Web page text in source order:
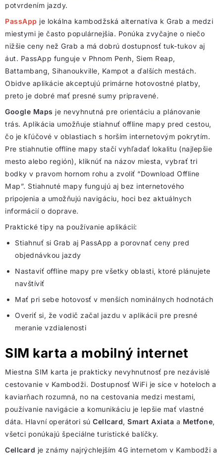
potvrdením jazdy.
PassApp je lokálna kambodžská alternatíva k Grab a medzi
miestymi je často populárnejšia. Ponúka zvyčajne o niečo
nižšie ceny než Grab a má dobrú dostupnosť tuk-tukov aj
áut. PassApp funguje v Phnom Penh, Siem Reap,
Battambang, Sihanoukville, Kampot a ďalších mestách.
Obidve aplikácie akceptujú primárne hotovostné platby,
preto je dobré mať presné sumy pripravené.
Google Maps je nevyhnutná pre orientáciu a plánovanie
trás. Aplikácia umožňuje stiahnuť offline mapy pred cestou,
čo je kľúčové v oblastiach s horším internetovým pokrytím.
Pre stiahnutie offline mapy stačí vyhľadať lokalitu (najlepšie
mesto alebo región), kliknúť na názov miesta, vybrať tri
bodky v pravom hornom rohu a zvoliť “Download Offline
Map”. Stiahnuté mapy fungujú aj bez internetového
pripojenia a umožňujú navigáciu, hoci bez aktuálnych
informácií o doprave.
Praktické tipy na používanie aplikácií:
Stiahnuť si Grab aj PassApp a porovnať ceny pred
objednávkou jazdy
Nastaviť offline mapy pre všetky oblasti, ktoré plánujete
navštíviť
Mať pri sebe hotovosť v menších nominálnych hodnotách
Overiť si, že vodič začal jazdu v aplikácii pre presné
meranie vzdialenosti
SIM karta a mobilný internet
Miestna SIM karta je prakticky nevyhnutnosť pre nezávislé
cestovanie v Kambodži. Dostupnosť WiFi je síce v hoteloch a
kaviarňach rozumná, no na cestovania medzi mestami,
používanie navigácie a komunikáciu je lepšie mať vlastné
dáta. Hlavní operátori sú Cellcard, Smart Axiata a Metfone,
všetci ponúkajú špeciálne turistické balíčky.
Cellcard je známy najrýchlejším 4G internetom v Kambodži a